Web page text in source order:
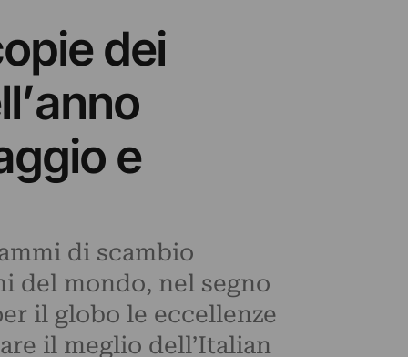
dei
e
di scambio
del mondo, nel segno
il globo le eccellenze
il meglio dell’Italian